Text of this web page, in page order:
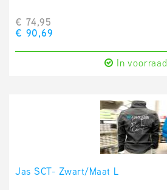
€ 74,95
€ 90,69
In voorraad
Jas SCT- Zwart/Maat L